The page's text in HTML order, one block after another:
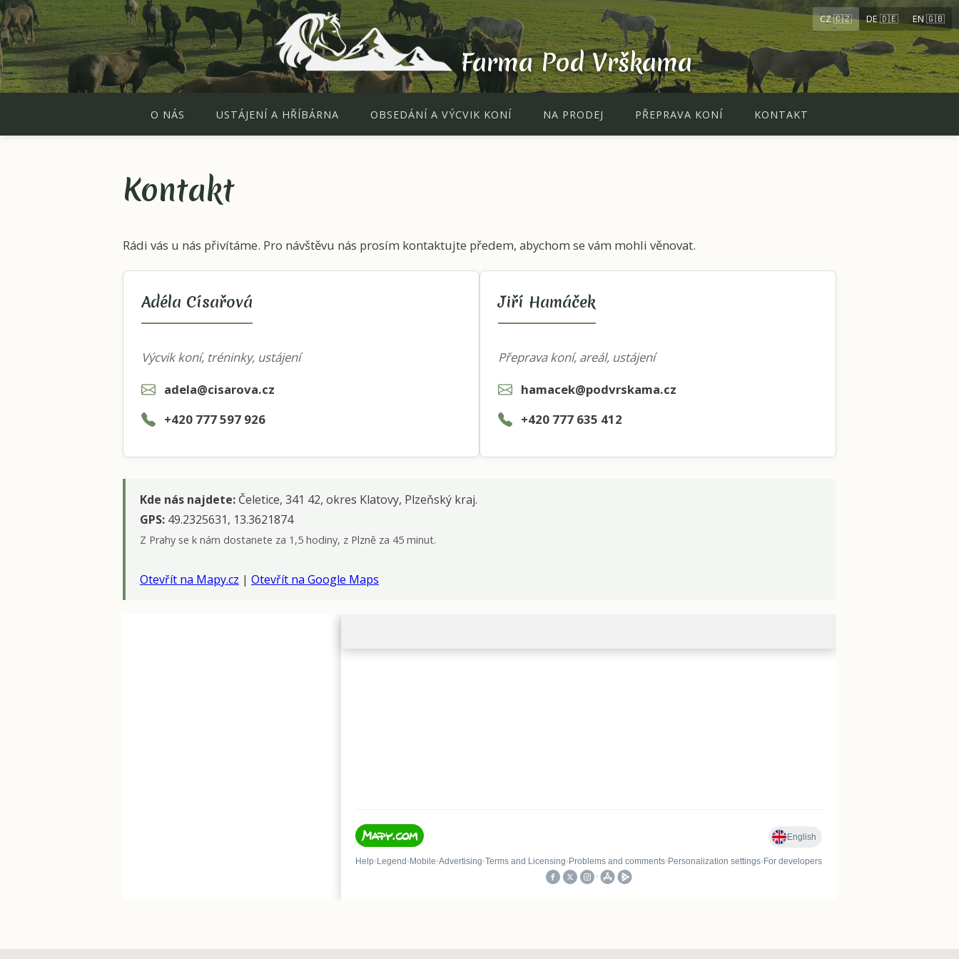
Farma Pod Vrškama
CZ 🇨🇿 DE 🇩🇪 EN 🇬🇧
O NÁS USTÁJENÍ A HŘÍBÁRNA OBSEDÁNÍ A VÝCVIK KONÍ NA PRODEJ PŘEPRAVA KONÍ KONTAKT
Kontakt
Rádi vás u nás přivítáme. Pro návštěvu nás prosím kontaktujte předem, abychom se vám mohli věnovat.
Adéla Císařová
Výcvik koní, tréninky, ustájení
adela@cisarova.cz
+420 777 597 926
Jiří Hamáček
Přeprava koní, areál, ustájení
hamacek@podvrskama.cz
+420 777 635 412
Kde nás najdete: Čeletice, 341 42, okres Klatovy, Plzeňský kraj.
GPS: 49.2325631, 13.3621874
Z Prahy se k nám dostanete za 1,5 hodiny, z Plzně za 45 minut.
Otevřít na Mapy.cz | Otevřít na Google Maps